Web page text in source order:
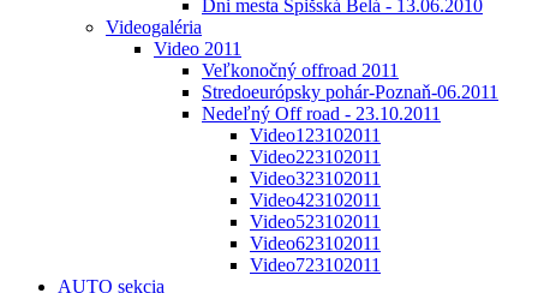
Dni mesta Spišská Belá - 13.06.2010
Videogaléria
Video 2011
Veľkonočný offroad 2011
Stredoeurópsky pohár-Poznaň-06.2011
Nedeľný Off road - 23.10.2011
Video123102011
Video223102011
Video323102011
Video423102011
Video523102011
Video623102011
Video723102011
AUTO sekcia